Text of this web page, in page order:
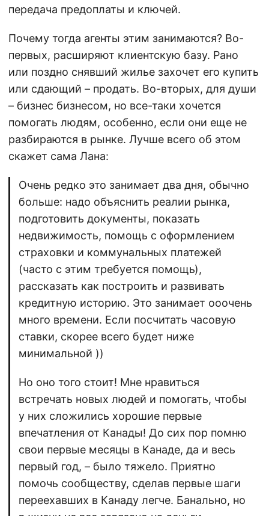
передача предоплаты и ключей.
Почему тогда агенты этим занимаются? Во-
первых, расширяют клиентскую базу. Рано
или поздно снявший жилье захочет его купить
или сдающий – продать. Во-вторых, для души
– бизнес бизнесом, но все-таки хочется
помогать людям, особенно, если они еще не
разбираются в рынке. Лучше всего об этом
скажет сама Лана:
Очень редко это занимает два дня, обычно
больше: надо объяснить реалии рынка,
подготовить документы, показать
недвижимость, помощь с оформлением
страховки и коммунальных платежей
(часто с этим требуется помощь),
рассказать как построить и развивать
кредитную историю. Это занимает ооочень
много времени. Если посчитать часовую
ставки, скорее всего будет ниже
минимальной ))
Но оно того стоит! Мне нравиться
встречать новых людей и помогать, чтобы
у них сложились хорошие первые
впечатления от Канады! До сих пор помню
свои первые месяцы в Канаде, да и весь
первый год, – было тяжело. Приятно
помочь сообществу, сделав первые шаги
переехавших в Канаду легче. Банально, но